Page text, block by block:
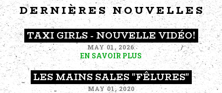
DERNIÈRES NOUVELLES
TAXI GIRLS - NOUVELLE VIDÉO!
MAY 01, 2026
EN SAVOIR PLUS
LES MAINS SALES "FÊLURES"
MAY 01, 2020